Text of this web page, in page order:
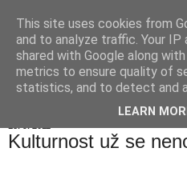
Hranické listy
Kulturnost už se
This site uses cookies from
and to analyze traffic. Your IP
shared with Google along
metrics to ensure quality of
statistics, and to detect and
LEARN